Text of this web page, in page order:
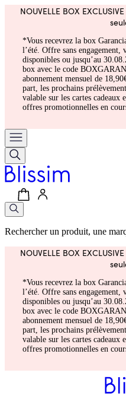
NOUVELLE BOX EXCLUSIVE
*Vous recevrez la box
l’été. Offre sans engagement,
disponibles ou jusqu’au
box avec le code
abonnement mensuel de
part, les prochains
valable sur les cartes cadeaux
offres promotionnelles en
Rechercher un produit, une
NOUVELLE BOX EXCLUSIVE
*Vous recevrez la box
l’été. Offre sans engagement,
disponibles ou jusqu’au
box avec le code
abonnement mensuel de
part, les prochains
valable sur les cartes cadeaux
offres promotionnelles en